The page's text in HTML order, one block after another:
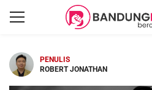
PENULIS
ROBERT JONATHAN